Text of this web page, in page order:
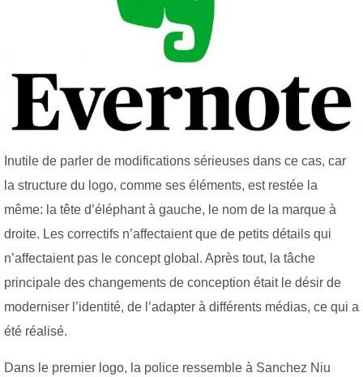
Inutile de parler de modifications sérieuses dans ce cas, car
la structure du logo, comme ses éléments, est restée la
même: la tête d’éléphant à gauche, le nom de la marque à
droite. Les correctifs n’affectaient que de petits détails qui
n’affectaient pas le concept global. Après tout, la tâche
principale des changements de conception était le désir de
moderniser l’identité, de l’adapter à différents médias, ce qui a
été réalisé.
Dans le premier logo, la police ressemble à Sanchez Niu